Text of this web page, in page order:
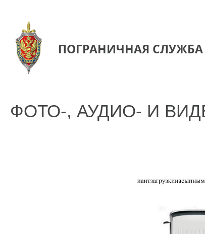
ПОГРАНИЧНАЯ
ФОТО-, АУДИО- И